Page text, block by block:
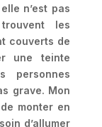
n’est pas
les
couverts de
une teinte
personnes
grave. Mon
monter en
d’allumer